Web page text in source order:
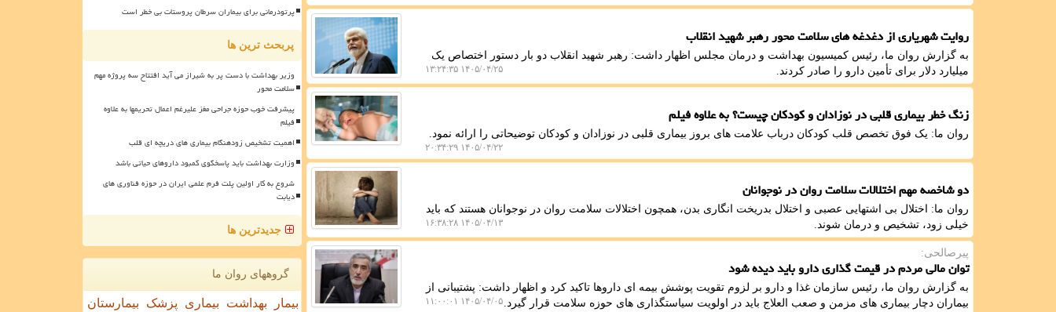
روایت شهریاری از دغدغه های سلامت محور رهبر شهید انقلاب
به گزارش روان ما، رئیس کمیسیون بهداشت و درمان مجلس اظهار داشت: رهبر شهید انقلاب دو بار دستور اختصاص یک
میلیارد دلار برای تأمین دارو را صادر کردند.
۱۴۰۵/۰۴/۲۵ ۱۳:۲۴:۳۵
زنگ خطر بیماری قلبی در نوزادان و کودکان چیست؟ به علاوه فیلم
روان ما: یک فوق تخصص قلب کودکان درباب علامت های بروز بیماری قلبی در نوزادان و کودکان توضیحاتی را ارائه نمود.
۱۴۰۵/۰۴/۲۲ ۲۰:۳۴:۲۹
دو شاخصه مهم اختلالات سلامت روان در نوجوانان
روان ما: اختلال بی اشتهایی عصبی و اختلال بدریخت انگاری بدن، همچون اختلالات سلامت روان در نوجوانان هستند که باید
خیلی زود، تشخیص و درمان شوند.
۱۴۰۵/۰۴/۱۳ ۱۶:۳۸:۲۸
پیرصالحی:
توان مالی مردم در قیمت گذاری دارو باید دیده شود
به گزارش روان ما، رئیس سازمان غذا و دارو بر لزوم تقویت پوشش بیمه ای داروها تاکید کرد و اظهار داشت: پشتیبانی از
بیماران دچار بیماری های مزمن و صعب العلاج باید در اولویت سیاستگذاری های حوزه سلامت قرار گیرد. ۱۴۰۵/۰۴/۰۵ ۱۱:۰۰:۰۱
پرتودرمانی برای بیماران سرطان پروستات بی خطر است
پربحث ترین ها
وزیر بهداشت با دست پر به شیراز می آید افتتاح سه پروژه مهم
سلامت محور
پیشرفت خوب حوزه جراحی مغز علیرغم اعمال تحریمها به علاوه
فیلم
اهمیت تشخیص زودهنگام بیماری های دریچه ای قلب
وزارت بهداشت باید پاسخگوی کمبود داروهای حیاتی باشد
شروع به کار اولین پلت فرم علمی ایران در حوزه فناوری های
دیابت
جدیدترین ها
گروههای روان ما
بیمار بهداشت بیماری پزشک
بیمارستان